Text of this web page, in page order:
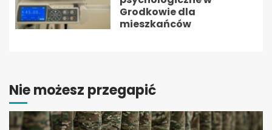
Grodkowie dla
mieszkańców
Nie możesz przegapić